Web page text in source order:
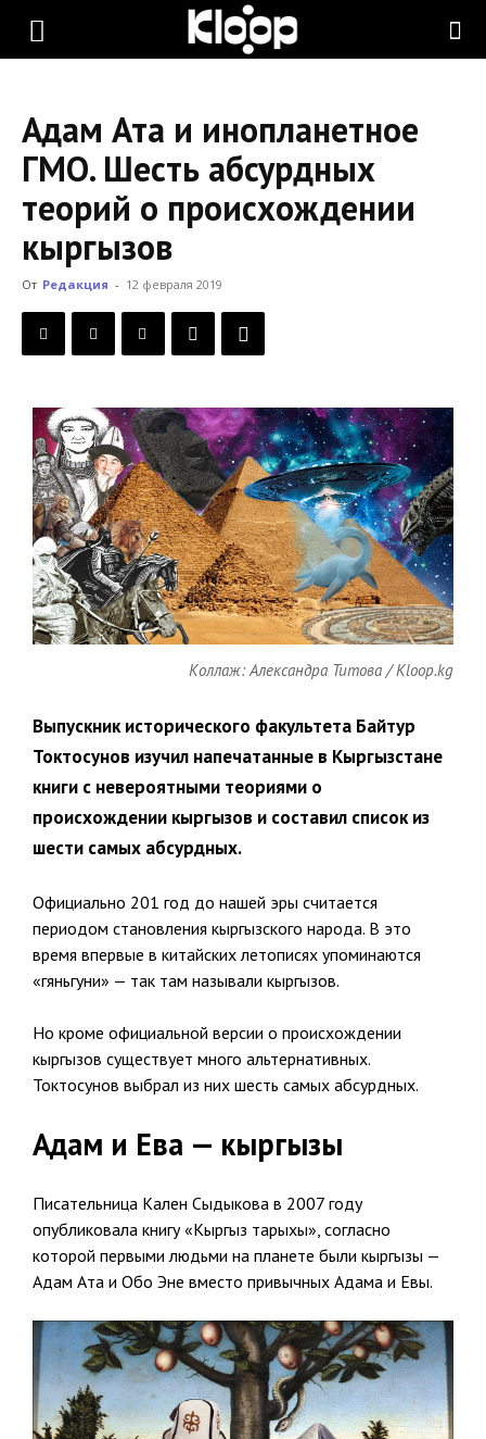
KLOOP.KG
Новости
Адам Ата и инопланетное
ГМО. Шесть абсурдных
теорий о происхождении
кыргызов
От Редакция - 12 февраля 2019
Коллаж: Александра Титова / Kloop.kg
Выпускник исторического факультета Байтур
Токтосунов изучил напечатанные в Кыргызстане
книги с невероятными теориями о
происхождении кыргызов и составил список из
шести самых абсурдных.
Официально 201 год до нашей эры считается
периодом становления кыргызского народа. В это
время впервые в китайских летописях упоминаются
«гяньгуни» — так там называли кыргызов.
Но кроме официальной версии о происхождении
кыргызов существует много альтернативных.
Токтосунов выбрал из них шесть самых абсурдных.
Адам и Ева — кыргызы
Писательница Кален Сыдыкова в 2007 году
опубликовала книгу «Кыргыз тарыхы», согласно
которой первыми людьми на планете были кыргызы —
Адам Ата и Обо Эне вместо привычных Адама и Евы.